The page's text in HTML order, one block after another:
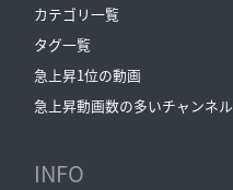
カテゴリ一覧
タグ一覧
急上昇1位の動画
急上昇動画数の多いチャンネル
INFO